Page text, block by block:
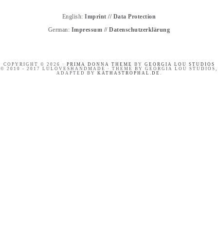
English:Imprint // Data Protection
German: Impressum //Datenschutzerklärung
COPYRIGHT © 2026 · PRIMA DONNA THEME BY GEORGIA LOU STUDIOS
© 2010 - 2017 LULOVESHANDMADE · THEME BY GEORGIA LOU STUDIOS,
ADAPTED BY KATHASTROPHAL.DE